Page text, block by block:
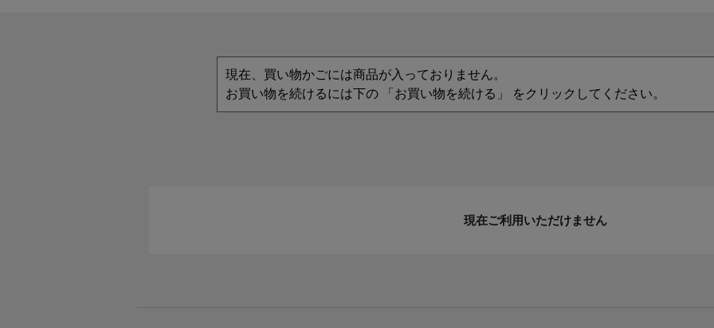
現在、買い物かごには商品が入っておりません。
お買い物を続けるには下の 「お買い物を続ける」 をクリックしてください。
現在ご利用いただけません